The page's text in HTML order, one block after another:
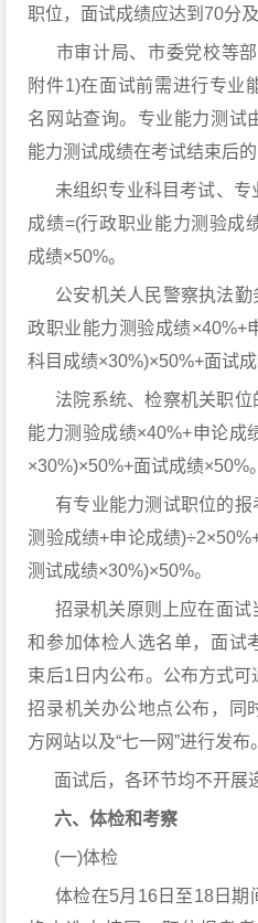
职位，面试成绩应达到70分
市审计局、市委党校等部
附件1)在面试前需进行专业
名网站查询。专业能力测试
能力测试成绩在考试结束后的
未组织专业科目考试、专
成绩=(行政职业能力测验成
成绩×50%。
公安机关人民警察执法勤
政职业能力测验成绩×40%+
科目成绩×30%)×50%+面试成
法院系统、检察机关职位
能力测验成绩×40%+申论成
×30%)×50%+面试成绩×50%。
有专业能力测试职位的报
测验成绩+申论成绩
测试成绩×30%)×50%。
招录机关原则上应在面试
和参加体检人选名单，面试
束后1日内公布。公布方式
招录机关办公地点公布，同
方网站以及“七一网”进行发布。
面试后，各环节均不开展
六、体检和考察
(一)体检
体检在5月16日至18日期